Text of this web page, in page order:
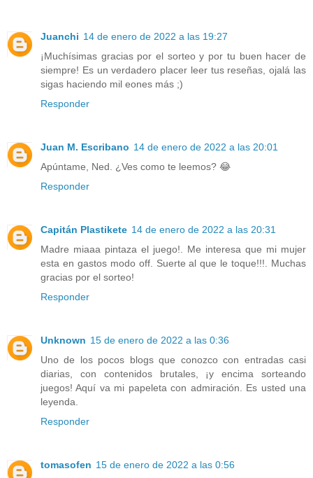
Juanchi 14 de enero de 2022 a las 19:27
¡Muchísimas gracias por el sorteo y por tu buen hacer de
siempre! Es un verdadero placer leer tus reseñas, ojalá las
sigas haciendo mil eones más ;)
Responder
Juan M. Escribano 14 de enero de 2022 a las 20:01
Apúntame, Ned. ¿Ves como te leemos? 😂
Responder
Capitán Plastikete 14 de enero de 2022 a las 20:31
Madre miaaa pintaza el juego!. Me interesa que mi mujer
esta en gastos modo off. Suerte al que le toque!!!. Muchas
gracias por el sorteo!
Responder
Unknown 15 de enero de 2022 a las 0:36
Uno de los pocos blogs que conozco con entradas casi
diarias, con contenidos brutales, ¡y encima sorteando
juegos! Aquí va mi papeleta con admiración. Es usted una
leyenda.
Responder
tomasofen 15 de enero de 2022 a las 0:56